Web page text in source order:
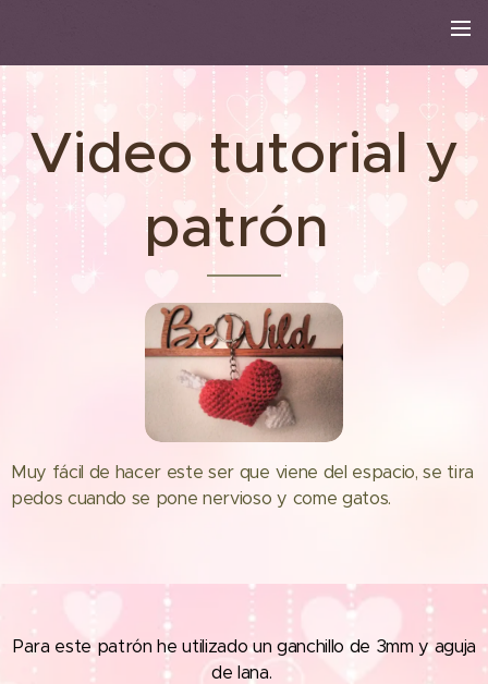
Video tutorial y
patrón
Muy fácil de hacer este ser que viene del espacio, se tira
pedos cuando se pone nervioso y come gatos.
Para este patrón he utilizado un ganchillo de 3mm y aguja
de lana.